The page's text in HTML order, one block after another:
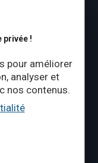
privée !
pour améliorer
analyser et
nos contenus.
– 18:00